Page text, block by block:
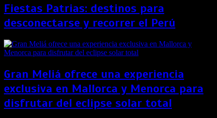
Fiestas Patrias: destinos para
desconectarse y recorrer el Perú
Gran Meliá ofrece una experiencia
exclusiva en Mallorca y Menorca para
disfrutar del eclipse solar total